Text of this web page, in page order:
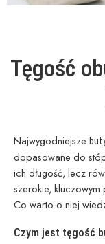
Tęgość
Najwygodniejsze
dopasowane do
ich długość, lecz
szerokie,
Co warto o niej
Czym jest tęgość